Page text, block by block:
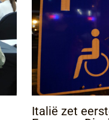
Italië zet